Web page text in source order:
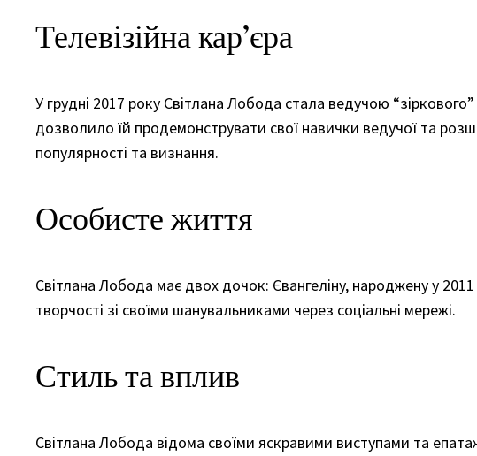
Телевізійна кар’єра
У грудні 2017 року Світлана Лобода стала ведучою
дозволило їй продемонструвати свої навички ведучої та
популярності та визнання.
Особисте життя
Світлана Лобода має двох дочок: Євангеліну, народжену у
творчості зі своїми шанувальниками через соціальні мережі.
Стиль та вплив
Світлана Лобода відома своїми яскравими виступами та